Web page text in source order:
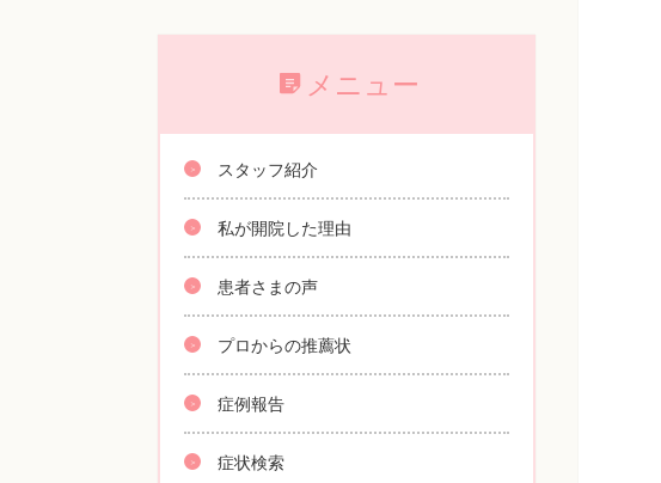
メニュー
スタッフ紹介
私が開院した理由
患者さまの声
プロからの推薦状
症例報告
症状検索